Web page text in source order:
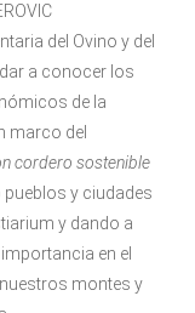
del Ovino y del
a conocer los
de la
marco del
cordero sostenible
y ciudades
y dando a
en el
montes y